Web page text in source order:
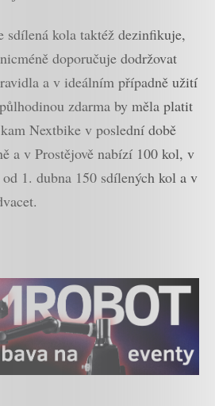
sdílená kola taktéž dezinfikuje,
doporučuje dodržovat
a v ideálním případně užití
zdarma by měla platit
Nextbike v poslední době
a v Prostějově nabízí 100 kol, v
1. dubna 150 sdílených kol a v